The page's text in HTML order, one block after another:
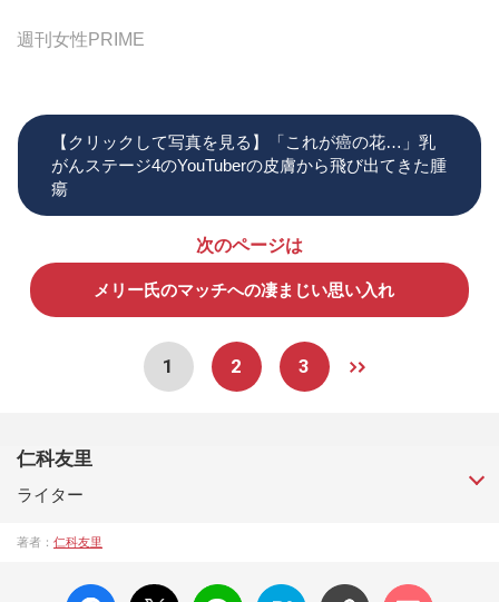
週刊女性PRIME
【クリックして写真を見る】「これが癌の花…」乳
がんステージ4のYouTuberの皮膚から飛び出てきた腫
瘍
次のページは
メリー氏のマッチへの凄まじい思い入れ
1 2 3
仁科友里
ライター
ウーマン』『週刊SPA！』『GINGER』『steady.』などにタ
著者： 仁科友里
facebo
X ポス
LINE
はてな
コメン